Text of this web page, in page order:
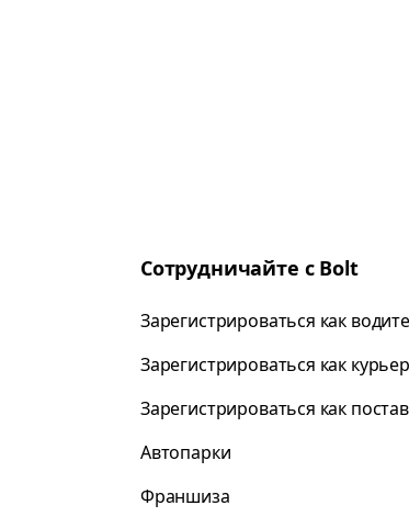
Сотрудничайте с Bolt
Зарегистрироваться как
Зарегистрироваться как курьер
Зарегистрироваться как
Автопарки
Франшиза